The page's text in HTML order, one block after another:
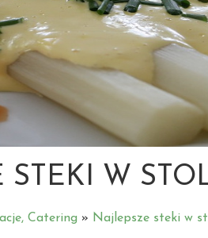
STEKI W
Catering » Najlepsze steki w